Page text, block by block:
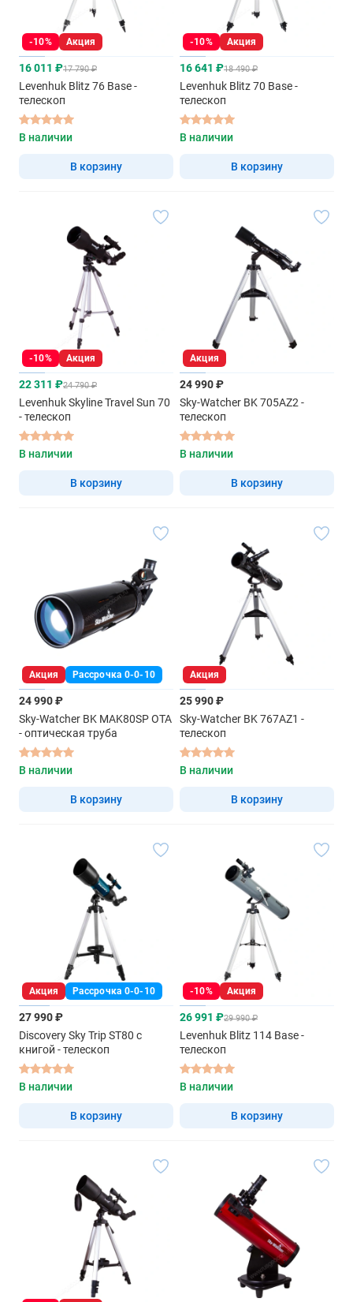
-10% Акция
16 011 ₽17 790 ₽
Levenhuk Blitz 76 Base -
телескоп
В наличии
В корзину
-10% Акция
16 641 ₽18 490 ₽
Levenhuk Blitz 70 Base -
телескоп
В наличии
В корзину
-10% Акция
22 311 ₽24 790 ₽
Levenhuk Skyline Travel Sun 70
- телескоп
В наличии
В корзину
Акция
24 990 ₽
Sky-Watcher BK 705AZ2 -
телескоп
В наличии
В корзину
Акция Рассрочка 0-0-10
24 990 ₽
Sky-Watcher BK MAK80SP OTA
- оптическая труба
В наличии
В корзину
Акция
25 990 ₽
Sky-Watcher BK 767AZ1 -
телескоп
В наличии
В корзину
Акция Рассрочка 0-0-10
27 990 ₽
Discovery Sky Trip ST80 с
книгой - телескоп
В наличии
В корзину
-10% Акция
26 991 ₽29 990 ₽
Levenhuk Blitz 114 Base -
телескоп
В наличии
В корзину